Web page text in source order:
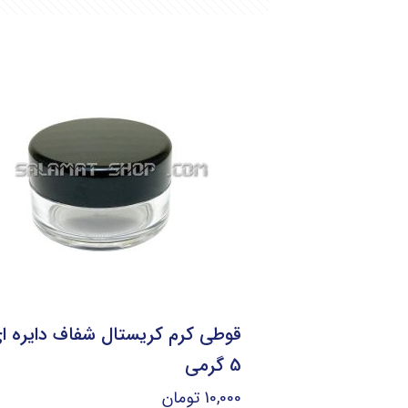
قوطی کرم کریستال شفاف دایره
5 گرمی
10,000 تومان